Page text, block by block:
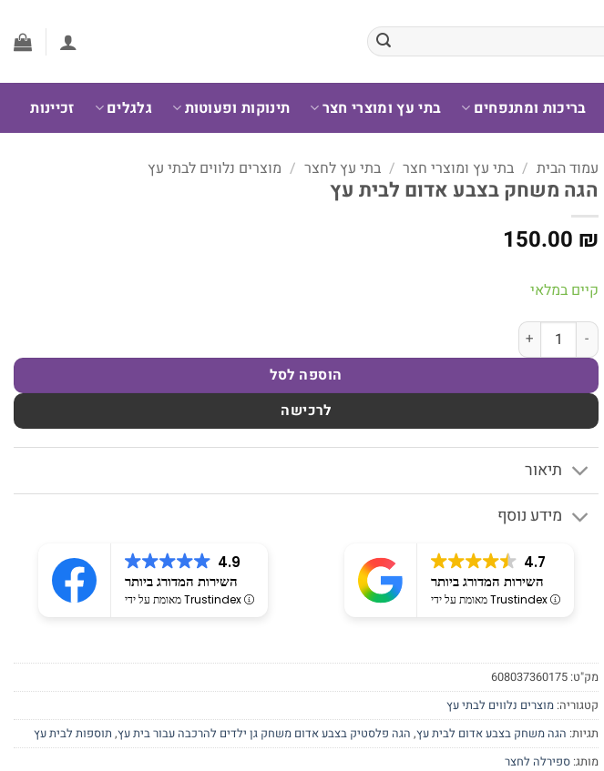
בריכות ומתנפחים בתי עץ ומוצרי חצר תינוקות ופעוטות גלגלים זכיינות
עמוד הבית / בתי עץ ומוצרי חצר / בתי עץ לחצר / מוצרים נלווים לבתי עץ
הגה משחק בצבע אדום לבית עץ
150.00 ₪
קיים במלאי
כמות של הגה משחק בצבע אדום לבית עץ
הוספה לסל
לרכישה
תיאור
מידע נוסף
4.7
השירות המדורג ביותר
מאומת על ידי Trustindex
4.9
השירות המדורג ביותר
מאומת על ידי Trustindex
מק"ט: 608037360175
קטגוריה: מוצרים נלווים לבתי עץ
תגיות: הגה משחק בצבע אדום לבית עץ, הגה פלסטיק בצבע אדום משחק גן ילדים להרכבה עבור בית עץ, תוספות לבית עץ
מותג: ספירלה לחצר